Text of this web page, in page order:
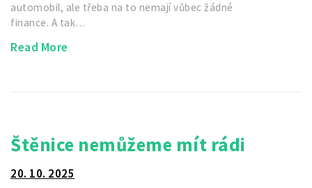
automobil, ale třeba na to nemají vůbec žádné
finance. A tak…
Read More
Štěnice nemůžeme mít rádi
20. 10. 2025